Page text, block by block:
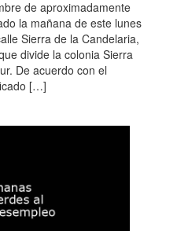
de aproximadamente
la mañana de este lunes
Sierra de la Candelaria,
divide la colonia Sierra
De acuerdo con el
[…]